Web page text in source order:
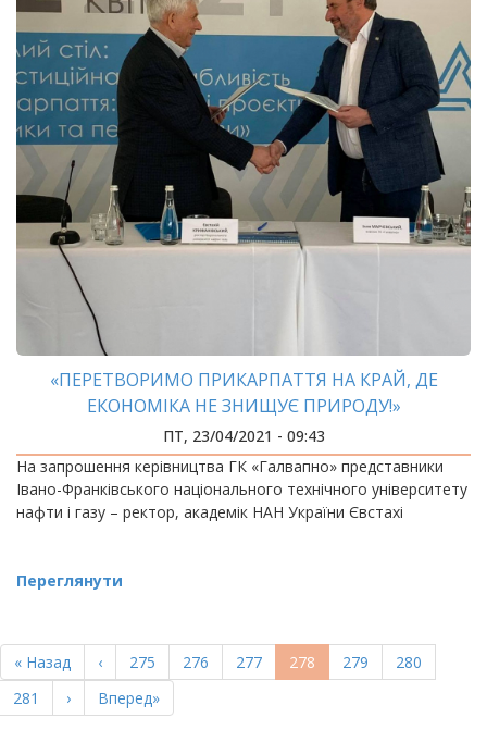
«ПЕРЕТВОРИМО ПРИКАРПАТТЯ НА КРАЙ, ДЕ
ЕКОНОМІКА НЕ ЗНИЩУЄ ПРИРОДУ!»
ПТ, 23/04/2021 - 09:43
На запрошення керівництва ГК «Галвапно» представники
Івано-Франківського національного технічного університету
нафти і газу – ректор, академік НАН України Євстахі
Переглянути
НА
СТОРІНКИ
Перша
сторінка
« Назад
Попередня
сторінка
‹ Page
275 Page
276 Page
277
Поточна
сторінка
278 Page
279 Page
280
Page
281
Наступна
сторінка
›
Остання
сторінка
Вперед»